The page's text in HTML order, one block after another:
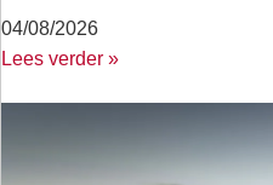
04/08/2026
Lees verder »